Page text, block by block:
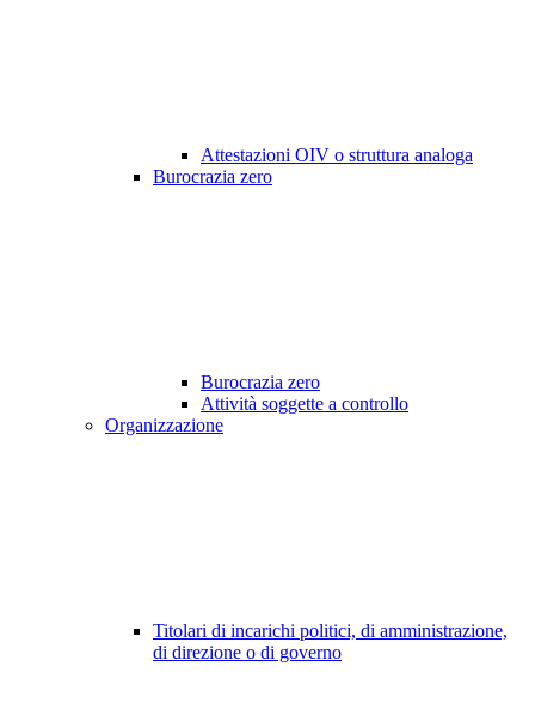
Attestazioni OIV o struttura analoga
Burocrazia zero
Burocrazia zero
Attività soggette a controllo
Organizzazione
Titolari di incarichi politici, di amministrazione,
di direzione o di governo